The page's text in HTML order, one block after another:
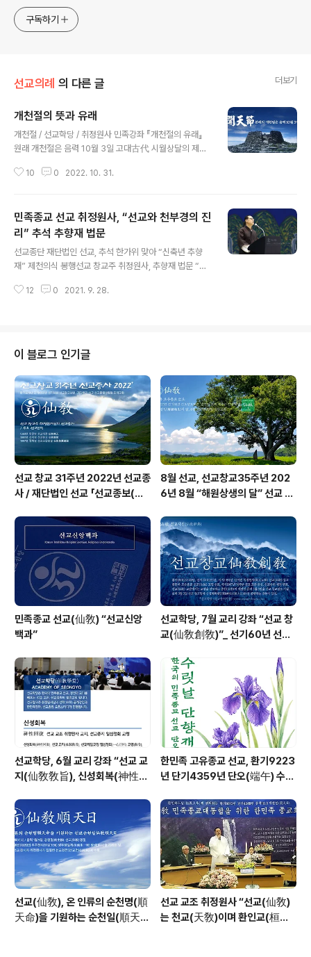
구독하기
선교의례 의 다른 글 더보기
개천절의 뜻과 유래
개천절 / 선교학당 / 취정원사 민족강좌 『개천절의 유래』
원래 개천절은 음력 10월 3일 고대古代 시월상달의 제천
행되었던 고구려의 동맹, 예의 무천, 삼한의 시월제와 음력
민족의 고유한 종교문화 입니다. 개천절開天節은 일제강
점기에 우리 한민족의 민족혼을 부활하기 위해, 1909년,
상해임시정부가 음력 10월 3일을 국경일 개천절로 정해
경축행사를 거행했으며, 광복 이후에도 음력 10월 3일 개
천절을 기념했습니다. 1949년, 문교부가 위촉한 ‘개천절
음·양력 환용심의회’가 4천여년 전의 날짜를 양력환산하는
10 0 2022. 10. 31.
민족종교 선교 취정원사, “선교와 천부경의 진
리” 추석 추향재 법문
선교종단 재단법인 선교, 추석 한가위 맞아 “신축년 추향
재” 제천의식 봉행선교 창교주 취정원사, 추향재 법문 “선
5년 선교개천34년 선교창교31년(30주년) 신축년 추석
교는 법적처벌을 받게됩니다. 언론보도 1. 시사매거진 htt
p://www.sisamagazine.co.kr/news/articleView.ht
ml?idxno=403200 언론보도 2. 인터뷰365 https://w
ww.interview365.com/news/articleView.html?id
xno=99233 ..
12 0 2021. 9. 28.
이 블로그 인기글
선교 창교 31주년 2022년 선교종
사 / 재단법인 선교 「선교종보(仙
8월 선교, 선교창교35주년 202
6년 8월 “해원상생의 달” 선교 법
민족종교 선교(仙敎) “선교신앙
백과”
선교학당, 7월 교리 강좌 “선교 창
교(仙敎創敎)”_ 선기60년 선교
선교학당, 6월 교리 강좌 “선교 교
지(仙敎敎旨), 신성회복(神性回
열린학당
한민족 고유종교 선교, 환기9223
년 단기4359년 단오(端午) 수릿
사님 신성교화법문
선교(仙敎), 온 인류의 순천명(順
天命)을 기원하는 순천일(順天
선교 교조 취정원사 “선교(仙敎)
는 천교(天敎)이며 환인교(桓因